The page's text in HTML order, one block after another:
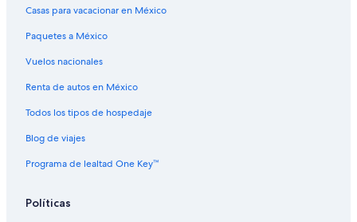
Centros vacacionales en Hartford
Hoteles cerca de Hartford City Hall
Hoteles Cápsula en Hartford
Hoteles con spa en Hartford
Hoteles en la playa en Hartford
Hoteles románticos en Hartford
Hoteles baratos en Hartford
Hoteles de Park Management Group en Hartford
Casas para vacacionar en México
Paquetes a México
Vuelos nacionales
Renta de autos en México
Todos los tipos de hospedaje
Blog de viajes
Programa de lealtad One Key™
Políticas